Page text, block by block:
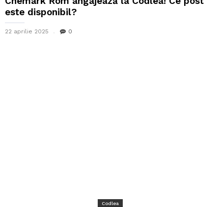
este disponibil?
22 aprilie 2025 0
Codlea